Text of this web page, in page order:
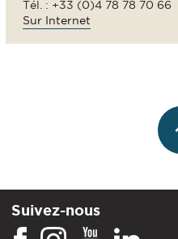
Tél. : +33 (0)4 78 78 70 66
Sur Internet
Suivez-nous